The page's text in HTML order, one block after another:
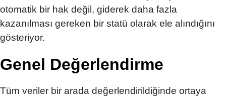
otomatik bir hak değil, giderek daha fazla
kazanılması gereken bir statü olarak ele alındığını
gösteriyor.
Genel Değerlendirme
Tüm veriler bir arada değerlendirildiğinde ortaya